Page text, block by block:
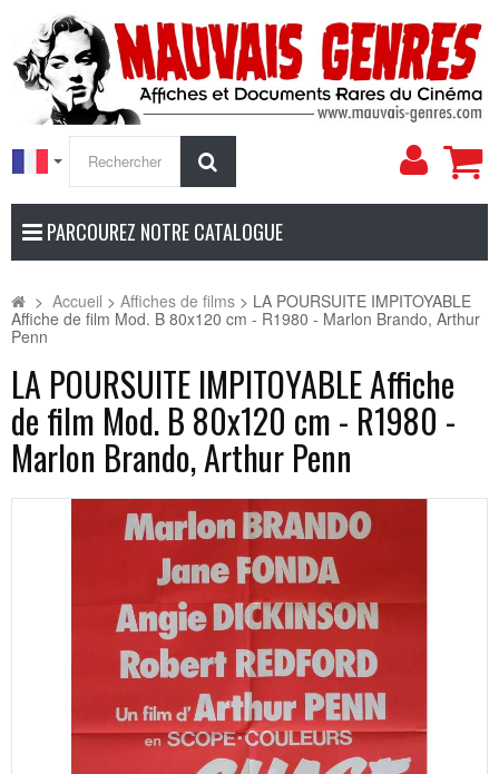
Mon
PARCOUREZ NOTRE CATALOGUE
> Accueil > Affiches de films > LA POURSUITE IMPITOYABLE
Affiche de film Mod. B 80x120 cm - R1980 - Marlon Brando, Arthur
Penn
LA POURSUITE IMPITOYABLE Affiche
de film Mod. B 80x120 cm - R1980 -
Marlon Brando, Arthur Penn